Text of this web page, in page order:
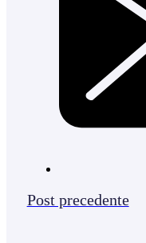
Post precedente